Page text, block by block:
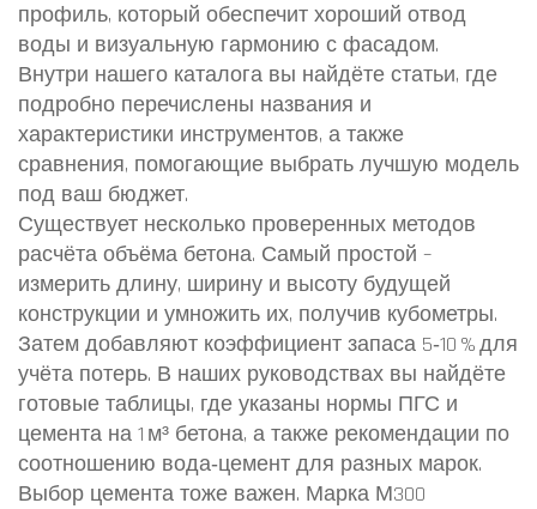
профиль, который обеспечит хороший отвод
воды и визуальную гармонию с фасадом.
Внутри нашего каталога вы найдёте статьи, где
подробно перечислены названия и
характеристики инструментов, а также
сравнения, помогающие выбрать лучшую модель
под ваш бюджет.
Существует несколько проверенных методов
расчёта объёма бетона. Самый простой –
измерить длину, ширину и высоту будущей
конструкции и умножить их, получив кубометры.
Затем добавляют коэффициент запаса 5‑10 % для
учёта потерь. В наших руководствах вы найдёте
готовые таблицы, где указаны нормы ПГС и
цемента на 1 м³ бетона, а также рекомендации по
соотношению вода‑цемент для разных марок.
Выбор цемента тоже важен. Марка М300